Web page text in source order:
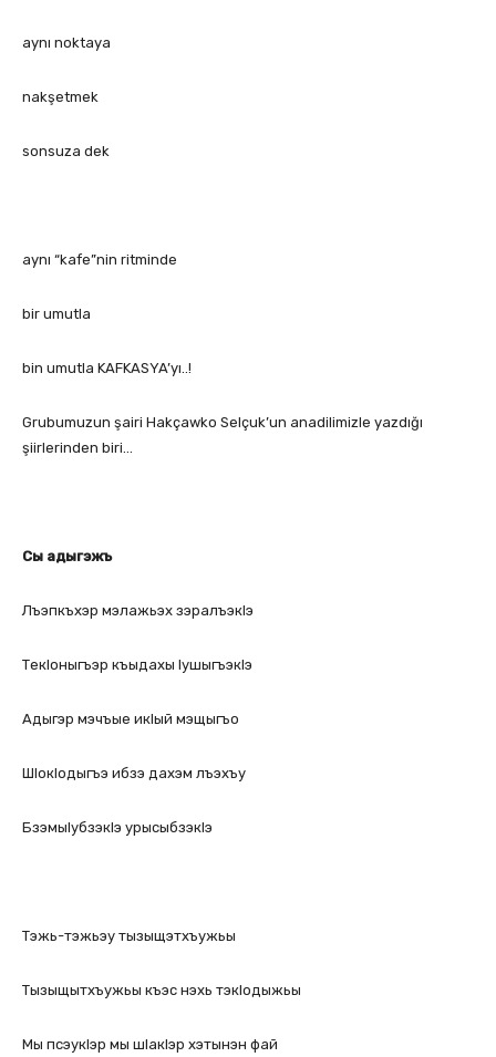
aynı noktaya
nakşetmek
sonsuza dek
aynı “kafe”nin ritminde
bir umutla
bin umutla KAFKASYA’yı..!
Grubumuzun şairi Hakçawko Selçuk’un anadilimizle yazdığı
şiirlerinden biri…
Сы адыгэжъ
Лъэпкъхэр мэлажьэх зэралъэкlэ
Текlоныгъэр къыдахы lушыгъэкlэ
Адыгэр мэчъые икlый мэщыгъо
Шlокlодыгъэ ибзэ дахэм лъэхъу
Бзэмыlубзэкlэ урысыбзэкlэ
Тэжь-тэжьэу тызыщэтхъужьы
Тызыщытхъужьы къэс нэхь тэкlодыжьы
Мы псэукlэр мы шlакlэр хэтынэн фай